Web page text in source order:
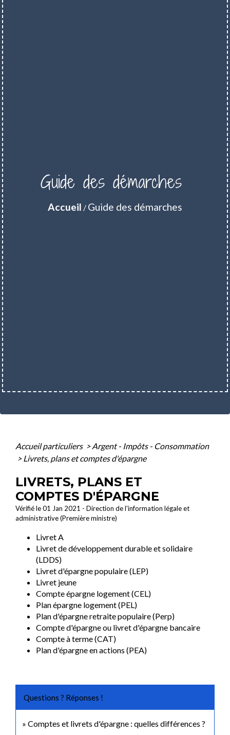
Guide des démarches
Accueil / Guide des démarches
Accueil particuliers > Argent - Impôts - Consommation
> Livrets, plans et comptes d'épargne
LIVRETS, PLANS ET
COMPTES D'ÉPARGNE
Vérifié le 01 Jan 2021 - Direction de l'information légale et
administrative (Première ministre)
Livret A
Livret de développement durable et solidaire
(LDDS)
Livret d'épargne populaire (LEP)
Livret jeune
Compte épargne logement (CEL)
Plan épargne logement (PEL)
Plan d'épargne retraite populaire (Perp)
Compte d'épargne ou livret d'épargne bancaire
Compte à terme (CAT)
Plan d'épargne en actions (PEA)
Questions ? Réponses !
Comptes et livrets d'épargne : quelles différences ?